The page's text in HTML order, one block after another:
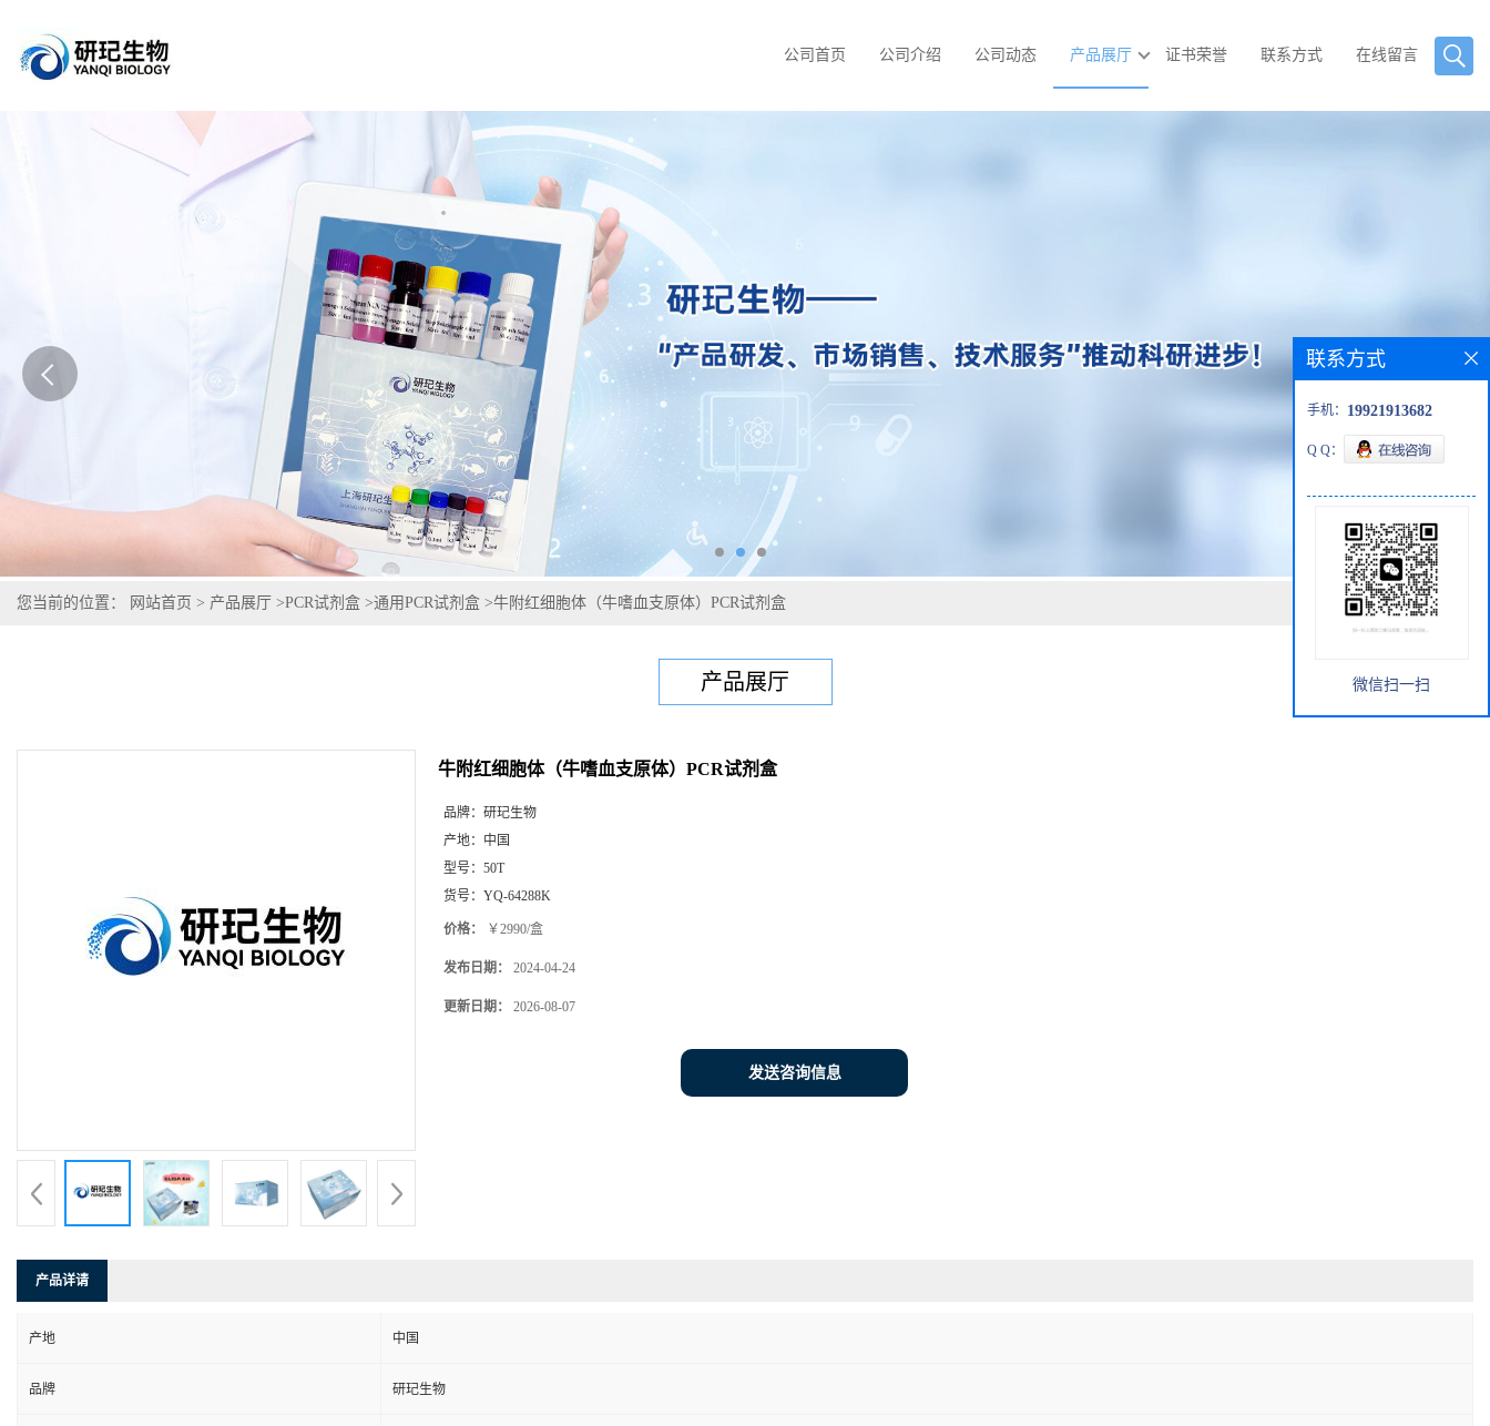
公司首页 公司介绍 公司动态 产品展厅 证书荣誉 联系方式 在线留言
您当前的位置： 网站首页 > 产品展厅 >PCR试剂盒 >通用PCR试剂盒 >牛附红细胞体（牛嗜血支原体）PCR试剂盒
产品展厅
牛附红细胞体（牛嗜血支原体）PCR试剂盒
品牌： 研玘生物
产地： 中国
型号： 50T
货号： YQ-64288K
价格： ￥2990/盒
发布日期： 2024-04-24
更新日期： 2026-08-07
发送咨询信息
产品详请
产地 中国
品牌 研玘生物
联系方式
手机： 19921913682
Q Q：
微信扫一扫